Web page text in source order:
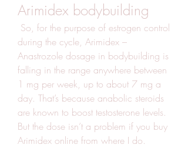
Arimidex bodybuilding
during the cycle, Arimidex –
Anastrozole dosage in bodybuilding is
falling in the range anywhere between
1 mg per week, up to about 7 mg a
day. That’s because anabolic steroids
are known to boost testosterone levels.
But the dose isn’t a problem if you buy
Arimidex online from where I do.